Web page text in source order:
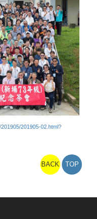
201905-02.html?
BACK TOP